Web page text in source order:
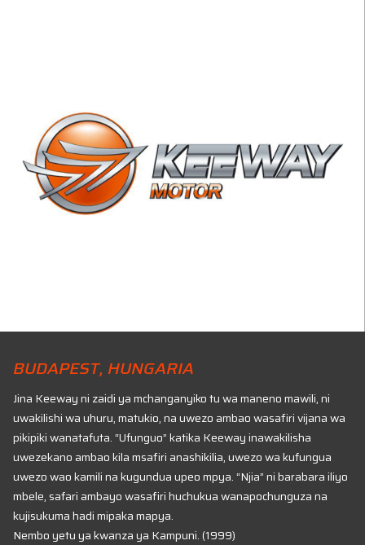
BUDAPEST, HUNGARIA
Jina Keeway ni zaidi ya mchanganyiko tu wa maneno mawili, ni
uwakilishi wa uhuru, matukio, na uwezo ambao wasafiri vijana wa
pikipiki wanatafuta. “Ufunguo” katika Keeway inawakilisha
uwezekano ambao kila msafiri anashikilia, uwezo wa kufungua
uwezo wao kamili na kugundua upeo mpya. “Njia” ni barabara iliyo
mbele, safari ambayo wasafiri huchukua wanapochunguza na
kujisukuma hadi mipaka mapya.
Nembo yetu ya kwanza ya Kampuni. (1999)